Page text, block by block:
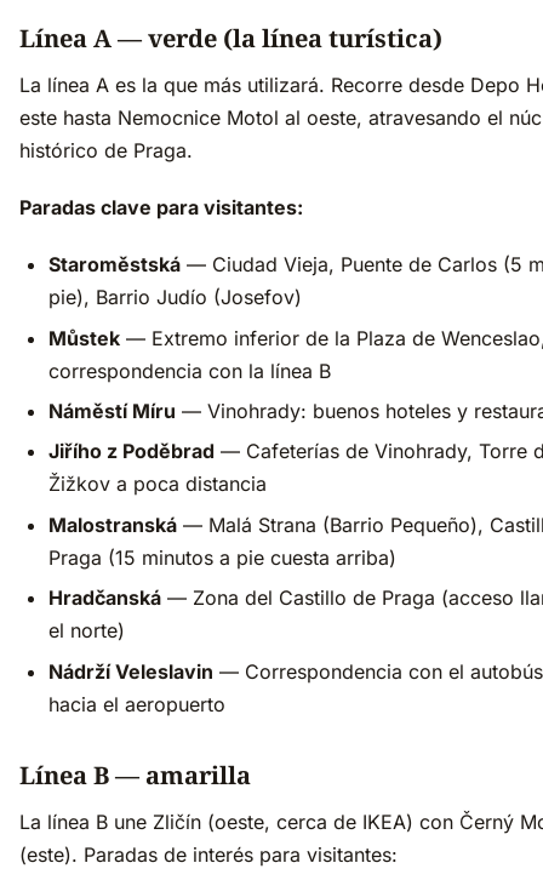
Línea A — verde (la línea turística)
La línea A es la que más utilizará. Recorre desde Depo
este hasta Nemocnice Motol al oeste, atravesando el
histórico de Praga.
Paradas clave para visitantes:
Staroměstská — Ciudad Vieja, Puente de Carlos (5
pie), Barrio Judío (Josefov)
Můstek — Extremo inferior de la Plaza de
correspondencia con la línea B
Náměstí Míru — Vinohrady: buenos hoteles y
Jiřího z Poděbrad — Cafeterías de Vinohrady, Torre
Žižkov a poca distancia
Malostranská — Malá Strana (Barrio Pequeño),
Praga (15 minutos a pie cuesta arriba)
Hradčanská — Zona del Castillo de Praga (acceso
el norte)
Nádrží Veleslavin — Correspondencia con el autobús
hacia el aeropuerto
Línea B — amarilla
La línea B une Zličín (oeste, cerca de IKEA) con Černý
(este). Paradas de interés para visitantes: